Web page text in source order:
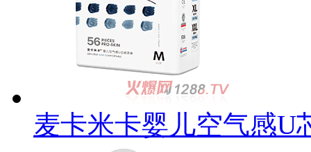
麦卡米卡婴儿空气感U